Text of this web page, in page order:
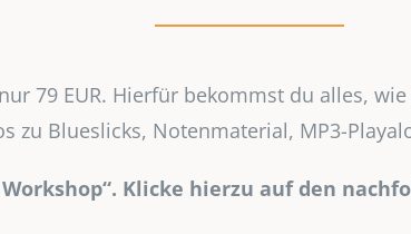
79 EUR. Hierfür bekommst du alles,
zu Blueslicks, Notenmaterial, MP3-
Klicke hierzu auf den